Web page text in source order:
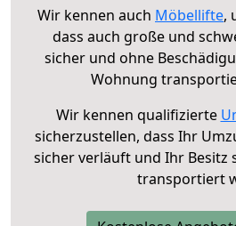
Wir kennen auch Möbellifte,
dass auch große und
sicher und ohne
Wohnung
Wir kennen qualifizierte
sicherzustellen, dass Ihr
sicher verläuft und Ihr Besitz
transportiert